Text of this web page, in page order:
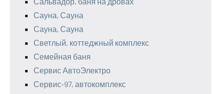
Сауна, Сауна
Сауна, Сауна
Светлый, коттеджный комплекс
Семейная баня
Сервис АвтоЭлектро
Сервис-97, автокомплекс